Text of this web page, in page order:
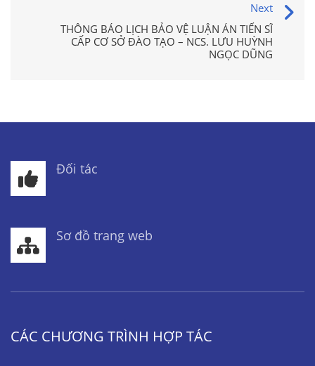
Next
THÔNG BÁO LỊCH BẢO VỆ LUẬN ÁN TIẾN SĨ
CẤP CƠ SỞ ĐÀO TẠO – NCS. LƯU HUỲNH
NGỌC DŨNG
Đối tác
Sơ đồ trang web
CÁC CHƯƠNG TRÌNH HỢP TÁC